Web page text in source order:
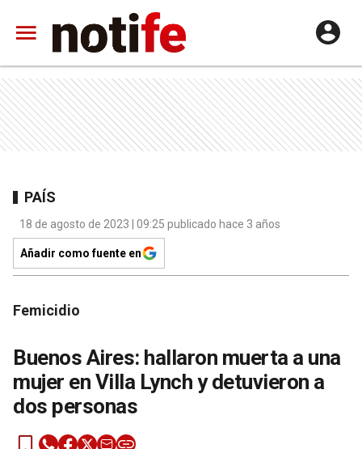
PAÍS
18 de agosto de 2023 | 09:25 publicado hace 3 años
Añadir como fuente en
Femicidio
Buenos Aires: hallaron muerta a una
mujer en Villa Lynch y detuvieron a
dos personas